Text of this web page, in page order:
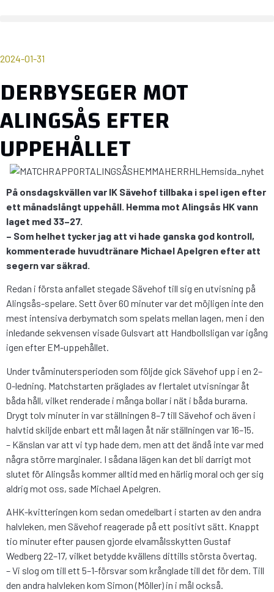
2024-01-31
DERBYSEGER MOT
ALINGSÅS EFTER
UPPEHÅLLET
På onsdagskvällen var IK Sävehof tillbaka i spel igen efter
ett månadslångt uppehåll. Hemma mot Alingsås HK vann
laget med 33–27.
– Som helhet tycker jag att vi hade ganska god kontroll,
kommenterade huvudtränare Michael Apelgren efter att
segern var säkrad.
Redan i första anfallet stegade Sävehof till sig en utvisning på
Alingsås-spelare. Sett över 60 minuter var det möjligen inte den
mest intensiva derbymatch som spelats mellan lagen, men i den
inledande sekvensen visade Gulsvart att Handbollsligan var igång
igen efter EM-uppehållet.
Under tvåminutersperioden som följde gick Sävehof upp i en 2–
0-ledning. Matchstarten präglades av flertalet utvisningar åt
båda håll, vilket renderade i många bollar i nät i båda burarna.
Drygt tolv minuter in var ställningen 8–7 till Sävehof och även i
halvtid skiljde enbart ett mål lagen åt när ställningen var 16–15.
– Känslan var att vi typ hade dem, men att det ändå inte var med
några större marginaler. I sådana lägen kan det bli darrigt mot
slutet för Alingsås kommer alltid med en härlig moral och ger sig
aldrig mot oss, sade Michael Apelgren.
AHK-kvitteringen kom sedan omedelbart i starten av den andra
halvleken, men Sävehof reagerade på ett positivt sätt. Knappt
tio minuter efter pausen gjorde elvamålsskytten Gustaf
Wedberg 22–17, vilket betydde kvällens dittills största övertag.
– Vi slog om till ett 5–1-försvar som krånglade till det för dem. Till
den andra halvleken kom Simon (Möller) in i mål också.